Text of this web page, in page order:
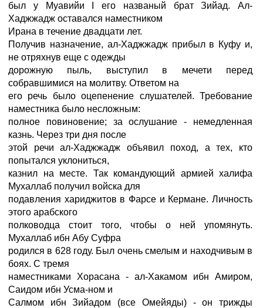
был у Муавийи I его названый брат Зийад. Ал-
Хаджжадж оставался наместником
Ирана в течение двадцати лет.
Получив назначение, ал-Хаджжадж прибыл в Куфу и,
не отряхнув еще с одежды
дорожную пыль, выступил в мечети перед
собравшимися на молитву. Ответом на
его речь было оцепенение слушателей. Требование
наместника было несложным:
полное повиновение; за ослушание - немедленная
казнь. Через три дня после
этой речи ал-Хаджжадж объявил поход, а тех, кто
попытался уклониться,
казнил на месте. Так командующий армией халифа
Мухаллаб получил войска для
подавления хариджитов в Фарсе и Кермане. Личность
этого арабского
полководца стоит того, чтобы о ней упомянуть.
Мухаллаб ибн Абу Суфра
родился в 628 году. Был очень смелым и находчивым в
боях. С тремя
наместниками Хорасана - ал-Хакамом ибн Амиром,
Саидом ибн Усма-ном и
Салмом ибн Зийадом (все Омейяды) - он трижды